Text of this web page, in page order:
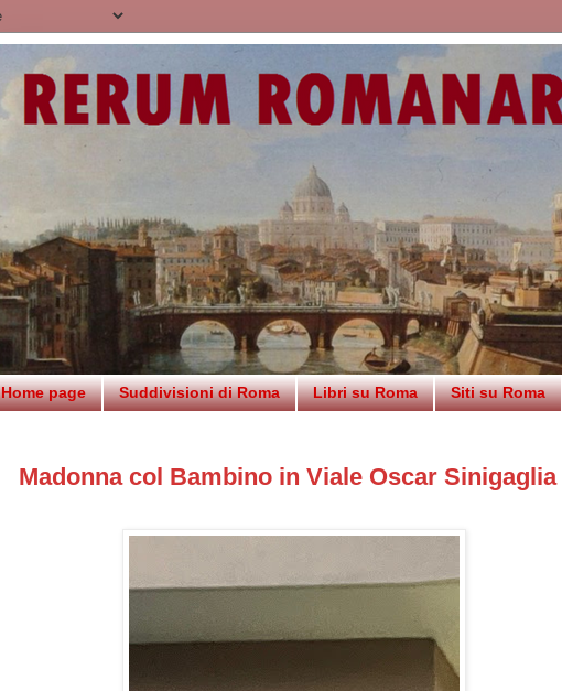
Home page Suddivisioni di Roma Libri su Roma Siti su Roma
Madonna col Bambino in Viale Oscar Sinigaglia